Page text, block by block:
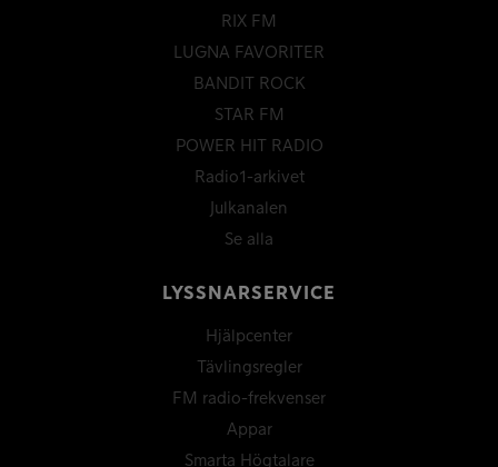
RIX FM
LUGNA FAVORITER
BANDIT ROCK
STAR FM
POWER HIT RADIO
Radio1-arkivet
Julkanalen
Se alla
LYSSNARSERVICE
Hjälpcenter
Tävlingsregler
FM radio-frekvenser
Appar
Smarta Högtalare